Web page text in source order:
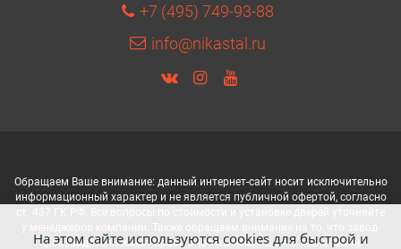
+7 (495) 749-93-88
info@nikastal.ru
Обращаем Ваше внимание: данный интернет-сайт носит исключительно
информационный характер и не является публичной офертой, согласно
производитель имеет право вносить изменения в технические
На этом сайте используются cookies для быстрой и